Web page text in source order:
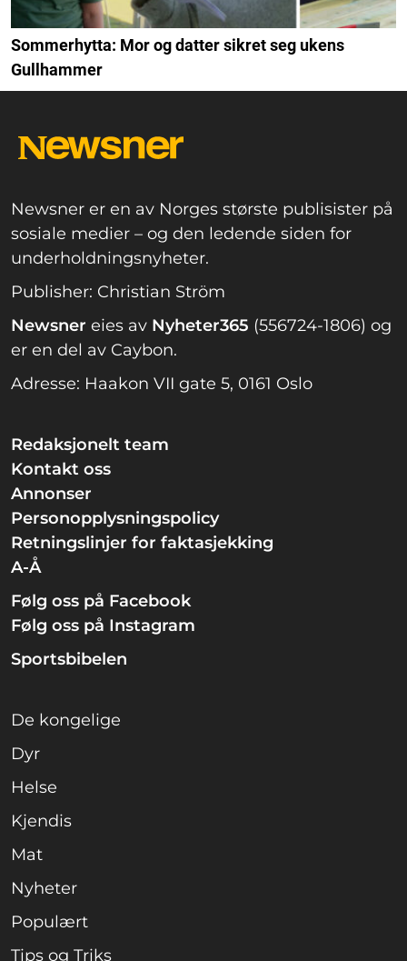
Sommerhytta: Mor og datter sikret seg ukens
Gullhammer
Newsner er en av Norges største publisister på
sosiale medier – og den ledende siden for
underholdningsnyheter.
Publisher: Christian Ström
Newsner eies av Nyheter365 (556724-1806) og
er en del av Caybon.
Adresse: Haakon VII gate 5, 0161 Oslo
Redaksjonelt team
Kontakt oss
Annonser
Personopplysningspolicy
Retningslinjer for faktasjekking
A-Å
Følg oss på Facebook
Følg oss på Instagram
Sportsbibelen
De kongelige
Dyr
Helse
Kjendis
Mat
Nyheter
Populært
Tips og Triks